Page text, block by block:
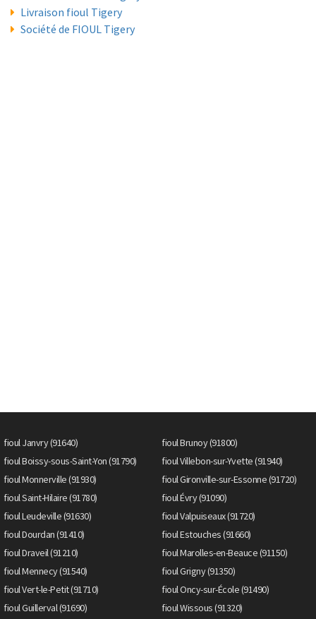
Livraison fioul Tigery
Société de FIOUL Tigery
fioul Janvry (91640)
fioul Brunoy (91800)
fioul Boissy-sous-Saint-Yon (91790)
fioul Villebon-sur-Yvette (91940)
fioul Monnerville (91930)
fioul Gironville-sur-Essonne (91720)
fioul Saint-Hilaire (91780)
fioul Évry (91090)
fioul Leudeville (91630)
fioul Valpuiseaux (91720)
fioul Dourdan (91410)
fioul Estouches (91660)
fioul Draveil (91210)
fioul Marolles-en-Beauce (91150)
fioul Mennecy (91540)
fioul Grigny (91350)
fioul Vert-le-Petit (91710)
fioul Oncy-sur-École (91490)
fioul Guillerval (91690)
fioul Wissous (91320)